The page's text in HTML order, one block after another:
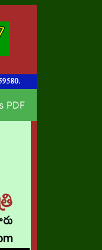
PDF